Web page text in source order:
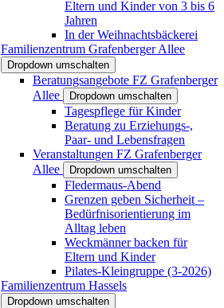
Eltern und Kinder von 3 bis 6
Jahren
In der Weihnachtsbäckerei
Familienzentrum Grafenberger Allee
Dropdown umschalten
Beratungsangebote FZ Grafenberger
Allee
Dropdown umschalten
Tagespflege für Kinder
Beratung zu Erziehungs-,
Paar- und Lebensfragen
Veranstaltungen FZ Grafenberger
Allee
Dropdown umschalten
Fledermaus-Abend
Grenzen geben Sicherheit –
Bedürfnisorientierung im
Alltag leben
Weckmänner backen für
Eltern und Kinder
Pilates-Kleingruppe (3-2026)
Familienzentrum Hassels
Dropdown umschalten